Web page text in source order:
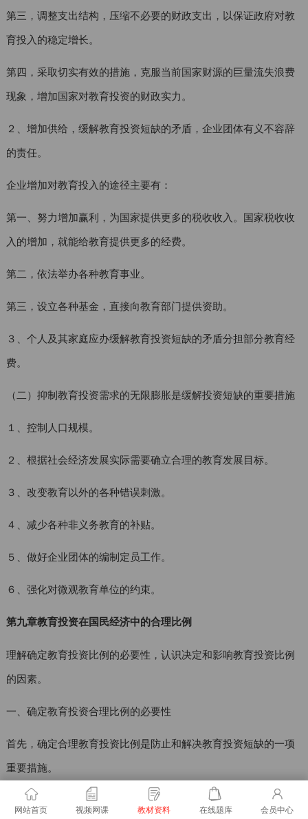
第三，调整支出结构，压缩不必要的财政支出，以保证政府对教
育投入的稳定增长。
第四，采取切实有效的措施，克服当前国家财源的巨量流失浪费
现象，增加国家对教育投资的财政实力。
２、增加供给，缓解教育投资短缺的矛盾，企业团体有义不容辞
的责任。
企业增加对教育投入的途径主要有：
第一、努力增加赢利，为国家提供更多的税收收入。国家税收收
入的增加，就能给教育提供更多的经费。
第二，依法举办各种教育事业。
第三，设立各种基金，直接向教育部门提供资助。
３、个人及其家庭应办缓解教育投资短缺的矛盾分担部分教育经
费。
（二）抑制教育投资需求的无限膨胀是缓解投资短缺的重要措施
１、控制人口规模。
２、根据社会经济发展实际需要确立合理的教育发展目标。
３、改变教育以外的各种错误刺激。
４、减少各种非义务教育的补贴。
５、做好企业团体的编制定员工作。
６、强化对微观教育单位的约束。
第九章教育投资在国民经济中的合理比例
理解确定教育投资比例的必要性，认识决定和影响教育投资比例
的因素。
一、确定教育投资合理比例的必要性
首先，确定合理教育投资比例是防止和解决教育投资短缺的一项
重要措施。
其次，确定教育投资的合理比例也是保证教育持续、稳定、协调
网站首页 视频网课 教材资料 在线题库 会员中心